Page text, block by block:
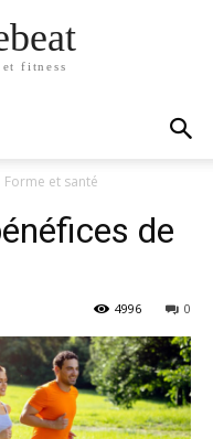
fitness
Forme et santé
de
0
4996